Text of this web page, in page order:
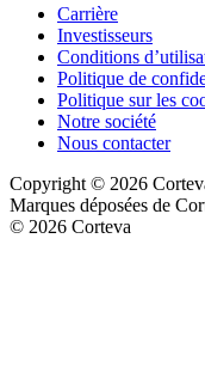
Carrière
Investisseurs
Conditions
Politique de
Politique sur les
Notre société
Nous contacter
Copyright © 2026
Marques déposées de
© 2026 Corteva